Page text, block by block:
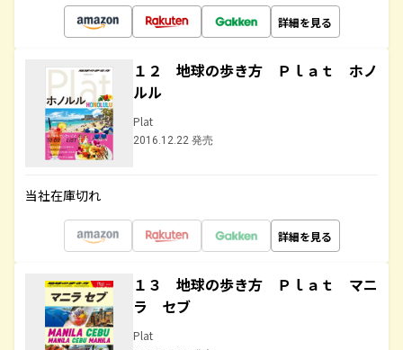
詳細を見る
１２ 地球の歩き方 Ｐｌａｔ ホノ
ルル
Plat
2016.12.22 発売
当社在庫切れ
詳細を見る
１３ 地球の歩き方 Ｐｌａｔ マニ
ラ セブ
Plat